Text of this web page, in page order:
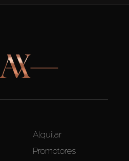
Alquilar
Promotores